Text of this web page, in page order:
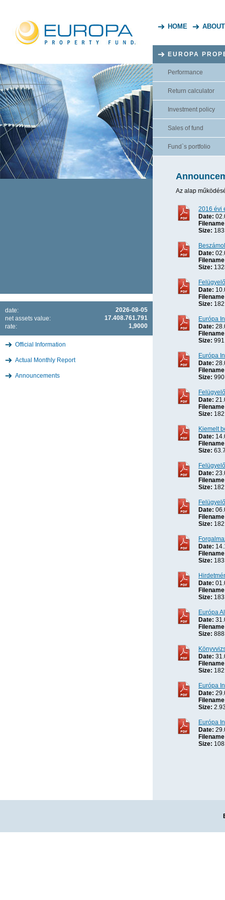
HOME
2026-08-05
date:
17.408.761.791
net assets value:
1,9000
rate:
Official Information
Actual Monthly Report
Announcements
EUROPA
Performance
Return calculator
Investment policy
Sales of fund
Fund`s portfolio
Az alap
2016 évi
Date:
Size:
Date:
Size:
Date:
Size:
Európa
Date:
Size:
Európa
Date:
Size:
Date:
Size:
Kiemelt
Date:
Size:
Date:
Size:
Date:
Size:
Date:
Size:
Date:
Size:
Európa
Date:
Size:
Date:
Size:
Európa
Date:
Size:
Európa
Date:
Size: